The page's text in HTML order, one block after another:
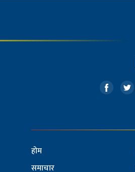
होम
समाचार